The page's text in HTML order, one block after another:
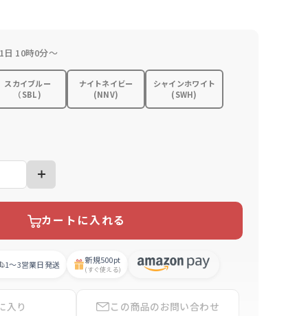
日 10時0分～
スカイブルー
（SBL)
ナイトネイビー
(NNV)
シャインホワイト
(SWH)
カートに入れる
1〜3営業日発送 新規500pt
(すぐ使える)
入り この商品のお問い合わせ